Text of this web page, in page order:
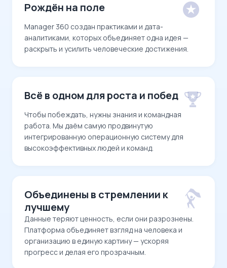
Рождён на поле
Manager 360 создан практиками и дата-
аналитиками, которых объединяет одна идея —
раскрыть и усилить человеческие достижения.
Всё в одном для роста и побед
Чтобы побеждать, нужны знания и командная
работа. Мы даём самую продвинутую
интегрированную операционную систему для
высокоэффективных людей и команд.
Объединены в стремлении к
лучшему
Данные теряют ценность, если они разрознены.
Платформа объединяет взгляд на человека и
организацию в единую картину — ускоряя
прогресс и делая его прозрачным.